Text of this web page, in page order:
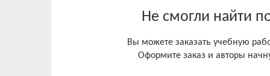
Не смогли найти
Вы можете заказать учебную
Оформите заказ и авторы